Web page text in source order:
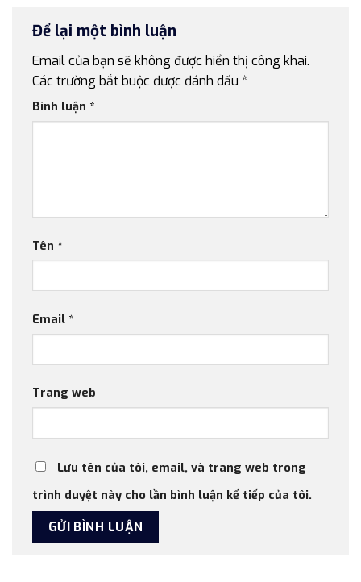
Để lại một bình luận
Email của bạn sẽ không được hiển thị công khai.
Các trường bắt buộc được đánh dấu *
Bình luận *
Tên *
Email *
Trang web
Lưu tên của tôi, email, và trang web trong
trình duyệt này cho lần bình luận kế tiếp của tôi.